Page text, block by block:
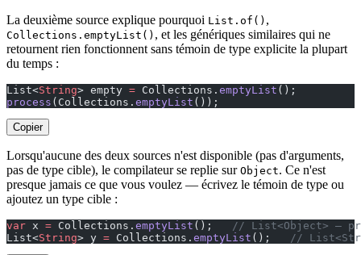
La deuxième source explique pourquoi List.of() ,
Collections.emptyList() , et les génériques similaires qui ne
retournent rien fonctionnent sans témoin de type explicite la plupart
du temps :
List<String> empty = Collections. emptyList
process (Collections. emptyList
Copier
Lorsqu'aucune des deux sources n'est disponible (pas d'arguments,
pas de type cible), le compilateur se replie sur Object. Ce n'est
presque jamais ce que vous voulez — écrivez le témoin de type ou
ajoutez un type cible :
var x = Collections. emptyList ();
// List<Object> —
List<String> y = Collections. emptyList (); //